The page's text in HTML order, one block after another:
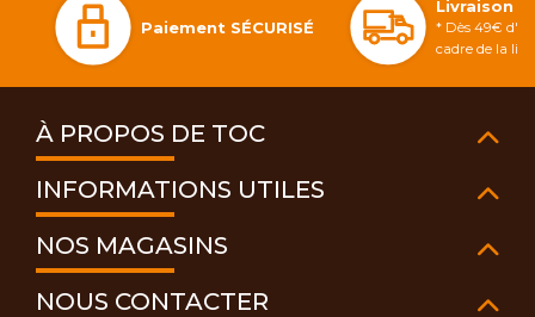
Paiement SÉCURISÉ
Livraison
* Dès 49€
cadre de la
À PROPOS DE TOC
INFORMATIONS UTILES
NOS MAGASINS
NOUS CONTACTER